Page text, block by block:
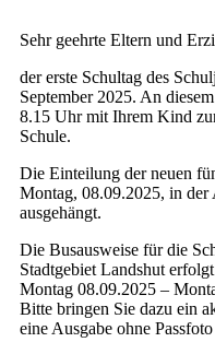
Sehr geehrte Eltern und
der erste Schultag des
September 2025. An
8.15 Uhr mit Ihrem Kind
Schule.
Die Einteilung der neuen
Montag, 08.09.2025, in der
ausgehängt.
Die Busausweise für die
Stadtgebiet Landshut
Montag 08.09.2025 –
Bitte bringen Sie dazu ein
eine Ausgabe ohne